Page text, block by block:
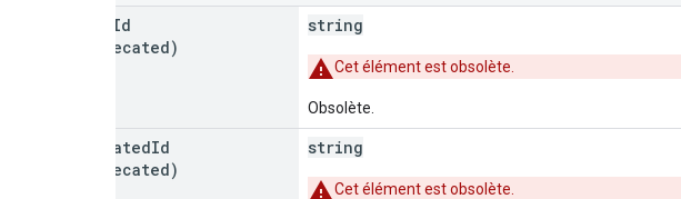
Id
(deprecated)
string
Cet élément est obsolète.
Obsolète.
generatedId
(deprecated)
string
Cet élément est obsolète.